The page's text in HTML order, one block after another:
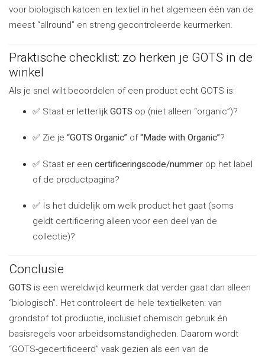
voor biologisch katoen en textiel in het algemeen één van de
meest “allround” en streng gecontroleerde keurmerken.
Praktische checklist: zo herken je GOTS in de
winkel
Als je snel wilt beoordelen of een product echt GOTS is:
✅ Staat er letterlijk GOTS op (niet alleen “organic”)?
✅ Zie je “GOTS Organic” of“Made with Organic”?
✅ Staat er een certificeringscode/nummer op het label
of de productpagina?
✅ Is het duidelijk om welk product het gaat (soms
geldt certificering alleen voor een deel van de
collectie)?
Conclusie
GOTS is een wereldwijd keurmerk dat verder gaat dan alleen
“biologisch”. Het controleert de hele textielketen: van
grondstof tot productie, inclusief chemisch gebruik én
basisregels voor arbeidsomstandigheden. Daarom wordt
“GOTS-gecertificeerd” vaak gezien als een van de